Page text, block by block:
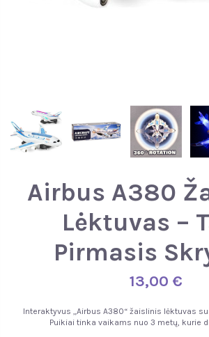
Airbus A380
Lėktuvas –
Pirmasis
13,00 €
Interaktyvus „Airbus A380“ žaislinis lėktuvas
Puikiai tinka vaikams nuo 3 metų, kurie